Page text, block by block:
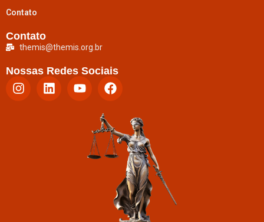
Contato
Contato
themis@themis.org.br
Nossas Redes Sociais